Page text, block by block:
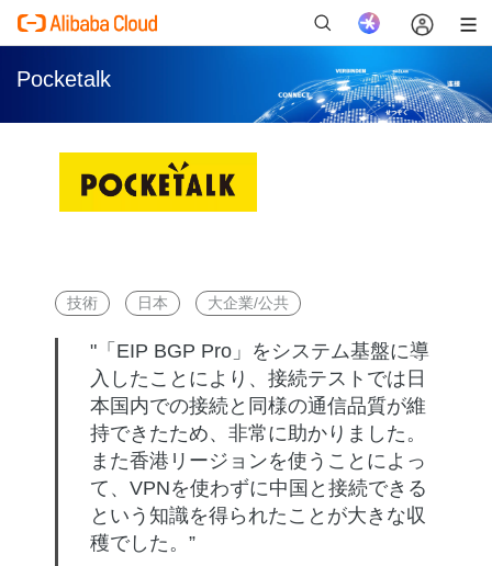
Pocketalk
技術 日本 大企業/公共
"「EIP BGP Pro」をシステム基盤に導
入したことにより、接続テストでは日
本国内での接続と同様の通信品質が維
持できたため、非常に助かりました。
また香港リージョンを使うことによっ
て、VPNを使わずに中国と接続できる
という知識を得られたことが大きな収
穫でした。”